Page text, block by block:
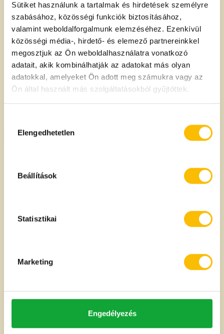
Sütiket használunk a tartalmak és hirdetések személyre
szabásához, közösségi funkciók biztosításához,
valamint weboldalforgalmunk elemzéséhez. Ezenkívül
közösségi média-, hirdető- és elemező partnereinkkel
megosztjuk az Ön weboldalhasználatra vonatkozó
adatait, akik kombinálhatják az adatokat más olyan
adatokkal, amelyeket Ön adott meg számukra vagy az
Ön által használt más szolgáltatásokból gyűjtöttek.
kiválasztása
Elengedhetetlen
Beállítások
Statisztikai
Marketing
Engedélyezés
Hidegensajtolt napraforgó
Hidegensajtolt repceolaj
Solio 1 l
2790 Ft
Hidegensajtolt